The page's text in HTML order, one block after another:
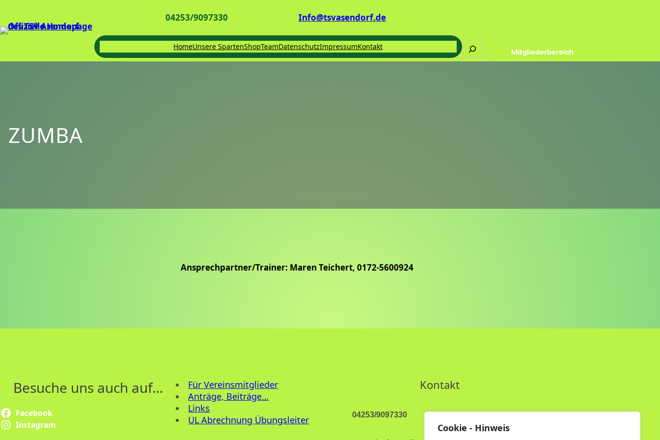
Cookie - Hinweis
04253/9097330 Info@tsvasendorf.de
HomeUnsere SpartenShopTeamDatenschutzImpressumKontakt
Mitgliederbereich
ZUMBA
Ansprechpartner/Trainer: Maren Teichert, 0172-5600924
Besuche uns auch auf…
Facebook
Instagram
Für Vereinsmitglieder
Anträge, Beiträge…
Links
UL Abrechnung Übungsleiter
Kontakt
04253/9097330